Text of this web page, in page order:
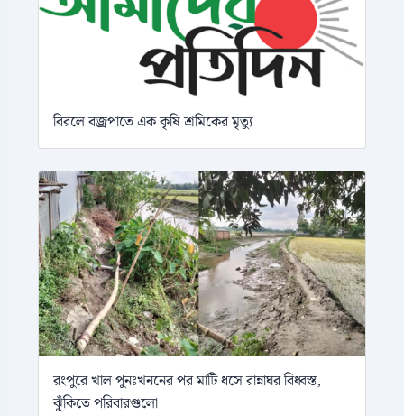
বিরলে বজ্রপাতে এক কৃষি শ্রমিকের মৃত্যু
রংপুরে খাল পুনঃখননের পর মাটি ধসে রান্নাঘর বিধ্বস্ত,
ঝুঁকিতে পরিবারগুলো